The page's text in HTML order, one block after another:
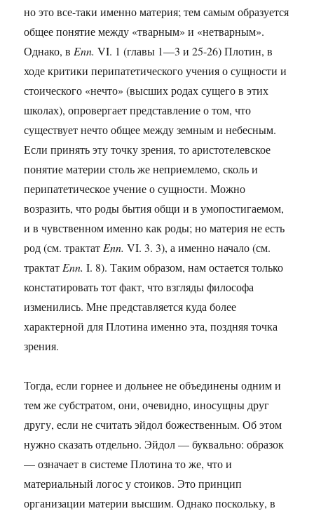
но это все-таки именно материя; тем самым образуется
общее понятие между «тварным» и «нетварным».
Однако, в Enn. VI. 1 (главы 1—3 и 25-26) Плотин, в
ходе критики перипатетического учения о сущности и
стоического «нечто» (высших родах сущего в этих
школах), опровергает представление о том, что
существует нечто общее между земным и небесным.
Если принять эту точку зрения, то аристотелевское
понятие материи столь же неприемлемо, сколь и
перипатетическое учение о сущности. Можно
возразить, что роды бытия общи и в умопостигаемом,
и в чувственном именно как роды; но материя не есть
род (см. трактат Enn. VI. 3. 3), а именно начало (см.
трактат Enn. I. 8). Таким образом, нам остается только
констатировать тот факт, что взгляды философа
изменились. Мне представляется куда более
характерной для Плотина именно эта, поздняя точка
зрения.
Тогда, если горнее и дольнее не объединены одним и
тем же субстратом, они, очевидно, иносущны друг
другу, если не считать эйдол божественным. Об этом
нужно сказать отдельно. Эйдол — буквально: образок
— означает в системе Плотина то же, что и
материальный логос у стоиков. Это принцип
организации материи высшим. Однако поскольку, в